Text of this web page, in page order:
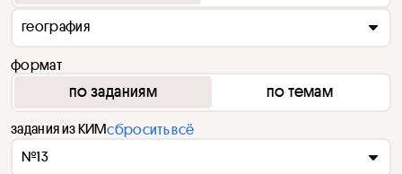
география
формат
по заданиям по темам
задания из КИМсбросить всё
№13